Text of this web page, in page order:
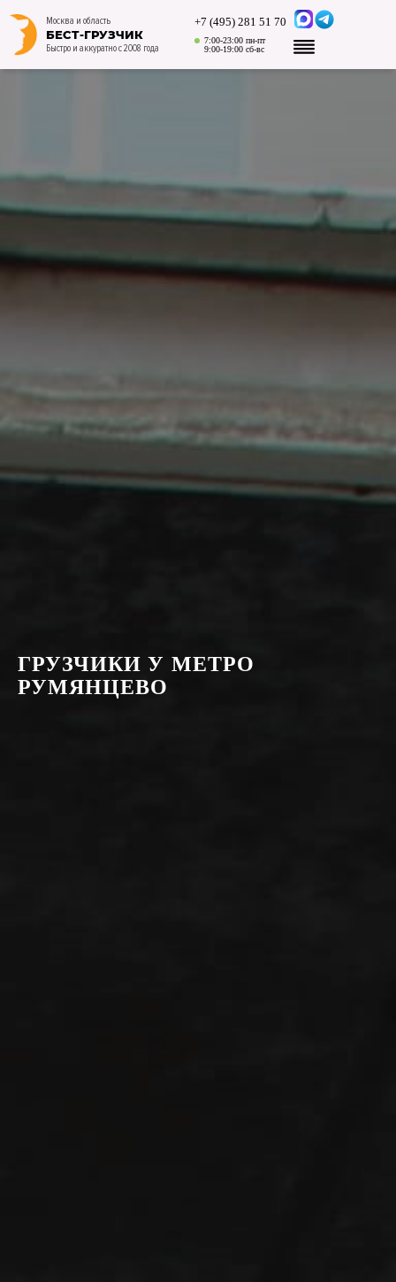
Москва и область
БЕСТ-ГРУЗЧИК
Быстро и аккуратно с 2008 года
+7 (495) 281 51 70
7:00-23:00 пн-пт
9:00-19:00 сб-вс
ГРУЗЧИКИ У МЕТРО
РУМЯНЦЕВО